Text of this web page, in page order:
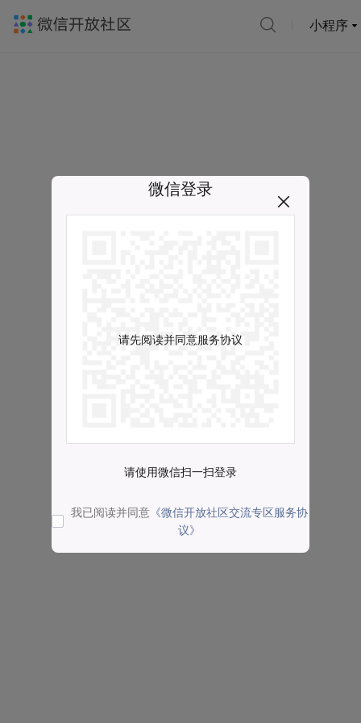
小程序
微信登录
请先阅读并同意服务协议
请使用微信扫一扫登录
我已阅读并同意 《微信开放社区交流专区服务协
议》